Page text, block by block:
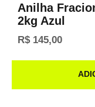
Anilha
2kg Azul
R$145,00